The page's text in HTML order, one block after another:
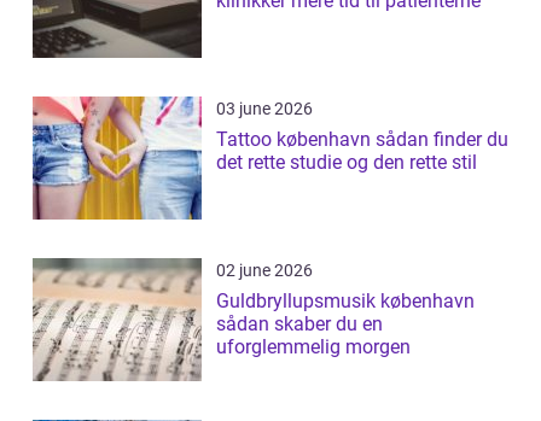
03 june 2026
Tattoo københavn sådan finder du
det rette studie og den rette stil
02 june 2026
Guldbryllupsmusik københavn
sådan skaber du en
uforglemmelig morgen